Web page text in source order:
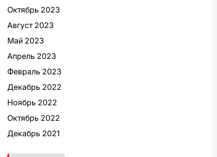
Октябрь 2023
Август 2023
Май 2023
Апрель 2023
Февраль 2023
Декабрь 2022
Ноябрь 2022
Октябрь 2022
Декабрь 2021